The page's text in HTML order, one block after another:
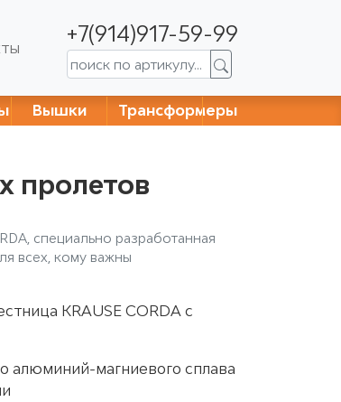
+7(914)917-59-99
Вышки Трансформеры
пролетов
специально разработанная
всех, кому важны
KRAUSE CORDA с
алюминий-магниевого сплава